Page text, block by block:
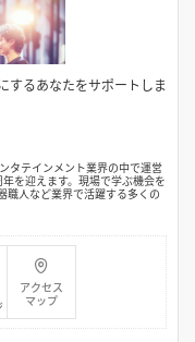
するあなたをサポートしま
タテインメント業界の中で運営
を迎えます。現場で学ぶ機会を
職人など業界で活躍する多くの
アクセス
マップ